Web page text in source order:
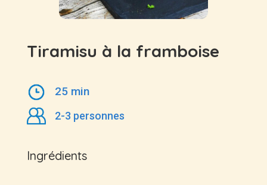
Tiramisu à la framboise
25 min
2-3 personnes
Ingrédients